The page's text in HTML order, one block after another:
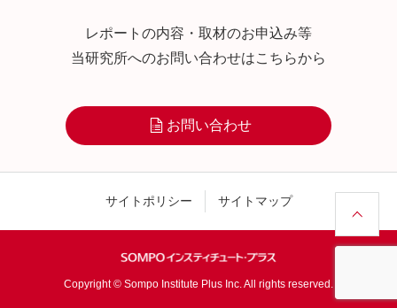
レポートの内容・取材のお申込み等
当研究所へのお問い合わせはこちらから
お問い合わせ
サイトポリシー サイトマップ
Copyright © Sompo Institute Plus Inc. All rights reserved.